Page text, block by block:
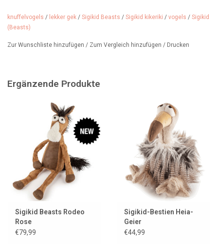
Hergestellt aus hochwertiger Mikrofaser und gefüllt mit weicher
Polyesterfaser.
Größe: 35 cm
können es problemlos kuscheln.
Wussten Sie, dass wir noch viele weitere (seltsame) Vögel
knuffelvogels / lekker gek / Sigikid Beasts / Sigikid kikeriki / vogels / Sigikid
(Beasts)
Zur Wunschliste hinzufügen / Zum Vergleich hinzufügen / Drucken
Ergänzende Produkte
Sigikid Beasts Rodeo
Rose
€79,99
Sigikid-Bestien Heia-
Geier
€44,99